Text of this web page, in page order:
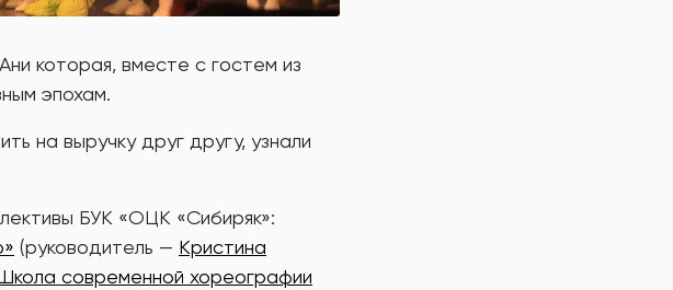
которая, вместе с гостем из
эпохам.
на выручку друг другу, узнали
БУК «ОЦК «Сибиряк»:
(руководитель — Кристина
современной хореографии